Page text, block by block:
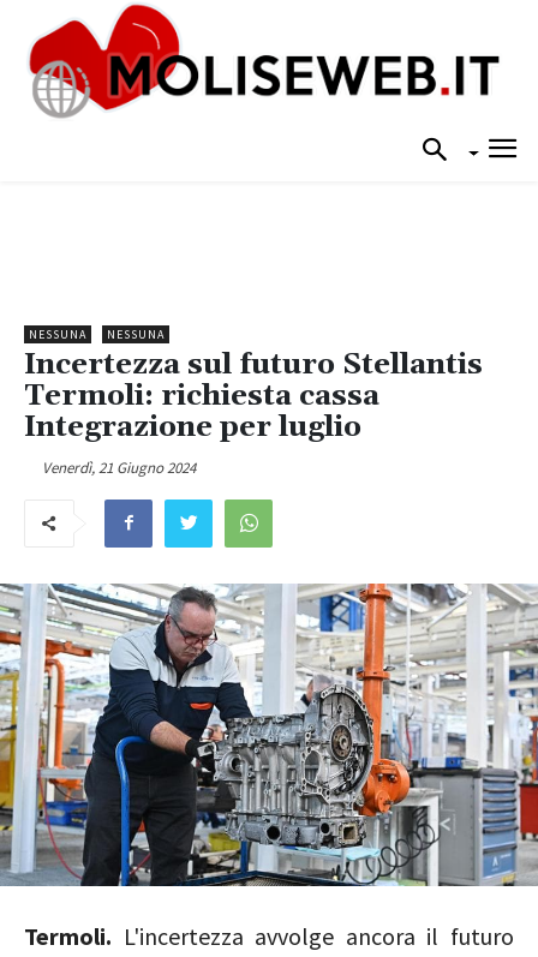
NESSUNA NESSUNA
Incertezza sul futuro Stellantis
Termoli: richiesta cassa
Integrazione per luglio
Venerdì, 21 Giugno 2024
Termoli. L'incertezza avvolge ancora il futuro